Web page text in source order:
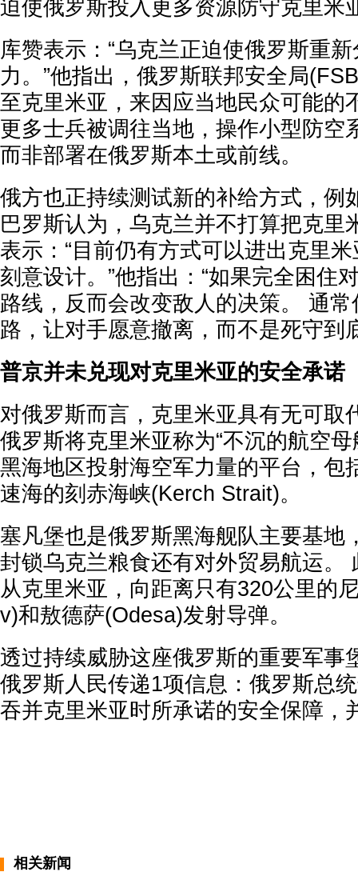
迫使俄罗斯投入更多资源防守克里米
库赞表示：“乌克兰正迫使俄罗斯重
力。”他指出，俄罗斯联邦安全局
至克里米亚，来因应当地民众可能的
更多士兵被调往当地，操作小型防空
而非部署在俄罗斯本土或前线。
俄方也正持续测试新的补给方式，例
巴罗斯认为，乌克兰并不打算把克里
表示：“目前仍有方式可以进出克里
刻意设计。”他指出：“如果完全困住
路线，反而会改变敌人的决策。 通
路，让对手愿意撤离，而不是死守到
普京并未兑现对克里米亚的安全承诺
对俄罗斯而言，克里米亚具有无可取
俄罗斯将克里米亚称为“不沉的航空
黑海地区投射海空军力量的平台，包
速海的刻赤海峡(Kerch Strait)。
塞凡堡也是俄罗斯黑海舰队主要基地
封锁乌克兰粮食还有对外贸易航运。
从克里米亚，向距离只有320公里的
v)和敖德萨(Odesa)发射导弹。
透过持续威胁这座俄罗斯的重要军事
俄罗斯人民传递1项信息：俄罗斯总
吞并克里米亚时所承诺的安全保障，
相关新闻